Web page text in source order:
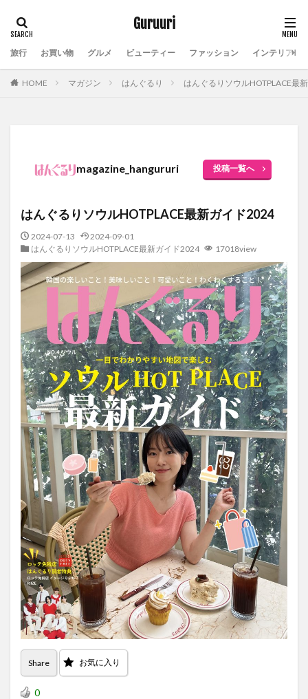
Guruuri
旅行 お買い物 グルメ ビューティー ファッション インテリア
HOME マガジン はんぐるり はんぐるりソウルHOTPLACE最
magazine_hangururi 投稿一覧へ
はんぐるりソウルHOTPLACE最新ガイド2024
2024-07-13
2024-09-01
はんぐるりソウルHOTPLACE最新ガイド2024
17018view
Share お気に入り
0